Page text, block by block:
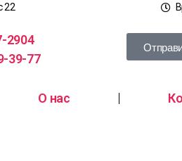
22
2904
39-77
О нас